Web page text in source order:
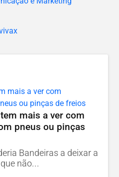
mais a ver com
pneus ou pinças
Bandeiras a deixar a
não...